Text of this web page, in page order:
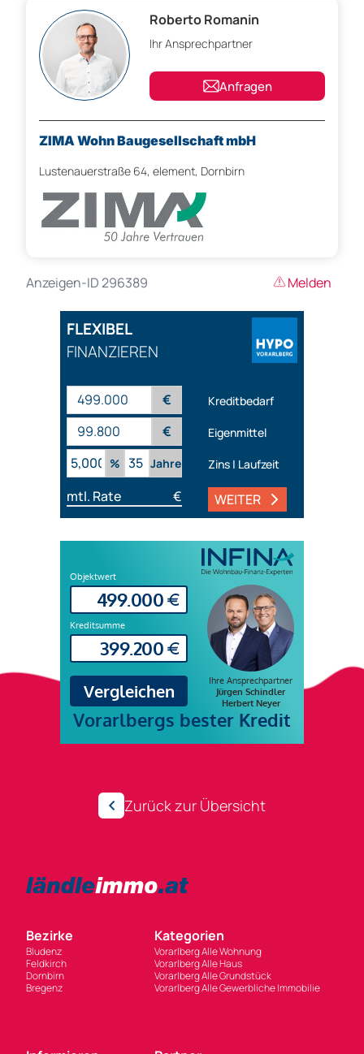
Roberto Romanin
Ihr Ansprechpartner
Anfragen
ZIMA Wohn Baugesellschaft mbH
Lustenauerstraße 64, element, Dornbirn
Anzeigen-ID 296389 Melden
FLEXIBEL
FINANZIEREN
€ Kreditbedarf
€
Eigenmittel
%
Jahre Zins | Laufzeit
mtl. Rate € WEITER
Zurück zur Übersicht
Bezirke
Bludenz
Feldkirch
Dornbirn
Bregenz
Kategorien
Vorarlberg Alle Wohnung
Vorarlberg Alle Haus
Vorarlberg Alle Grundstück
Vorarlberg Alle Gewerbliche Immobilie